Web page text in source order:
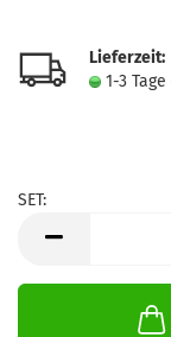
Lieferzeit:
1-3 Tage
SET: